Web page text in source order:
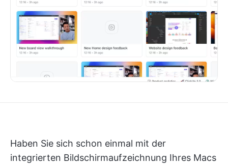
Haben Sie sich schon einmal mit der
integrierten Bildschirmaufzeichnung Ihres Macs